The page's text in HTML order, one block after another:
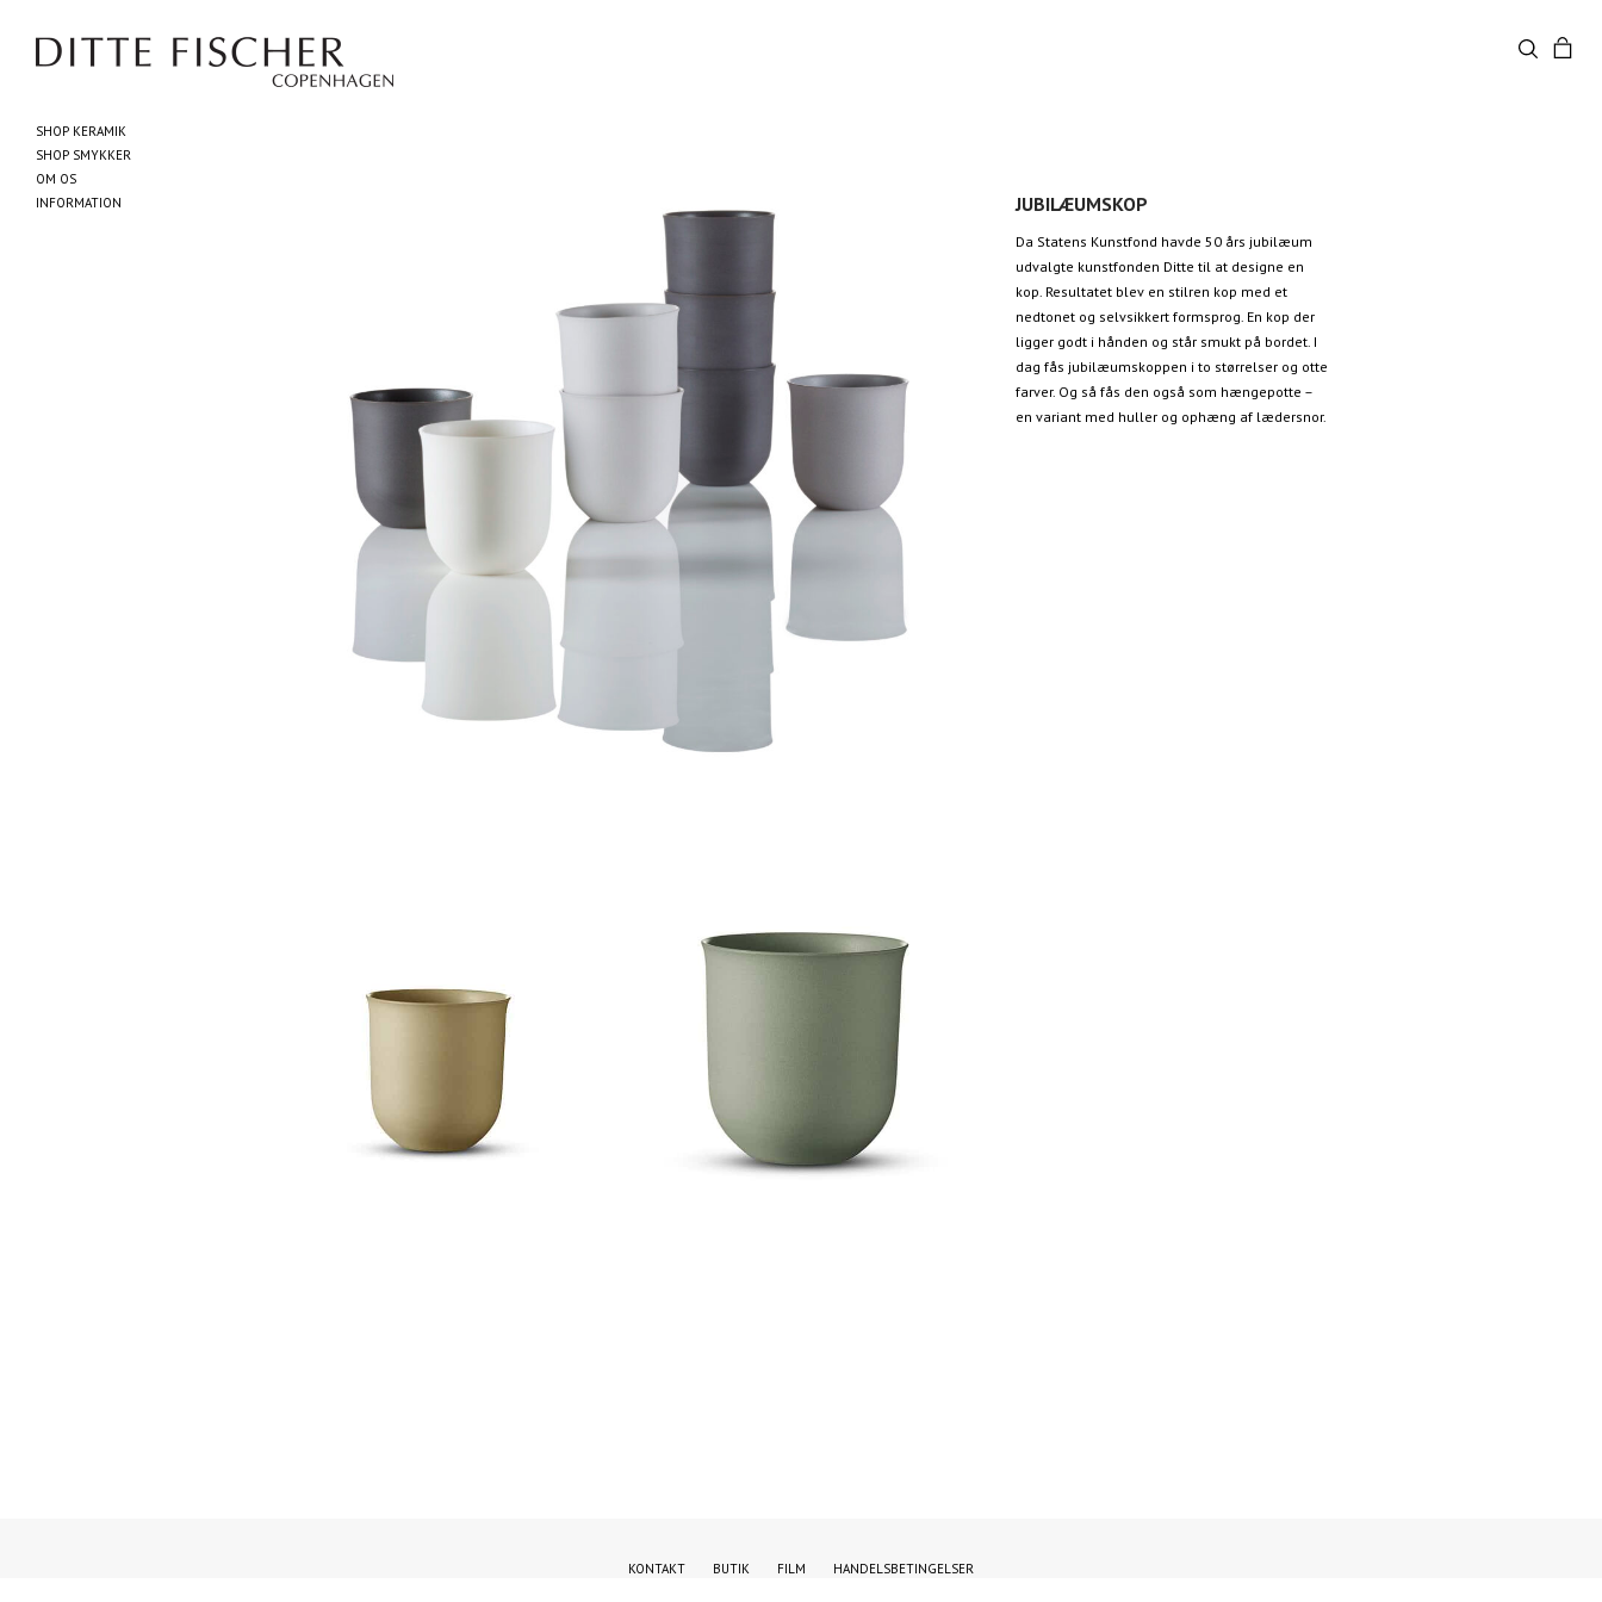
SHOP KERAMIK
SHOP SMYKKER
OM OS
INFORMATION
JUBILÆUMSKOP
Da Statens Kunstfond havde 50 års jubilæum
udvalgte kunstfonden Ditte til at designe en
kop. Resultatet blev en stilren kop med et
nedtonet og selvsikkert formsprog. En kop der
ligger godt i hånden og står smukt på bordet. I
dag fås jubilæumskoppen i to størrelser og otte
farver. Og så fås den også som hængepotte –
en variant med huller og ophæng af lædersnor.
KONTAKT BUTIK FILM HANDELSBETINGELSER